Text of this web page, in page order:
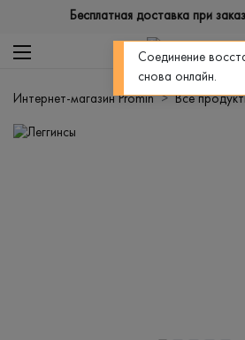
Бесплатная доставка при
Интернет-магазин Promin Все
Соединение
снова онлайн.